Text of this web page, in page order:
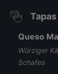
Tapas
Queso
Würziger
Schafes